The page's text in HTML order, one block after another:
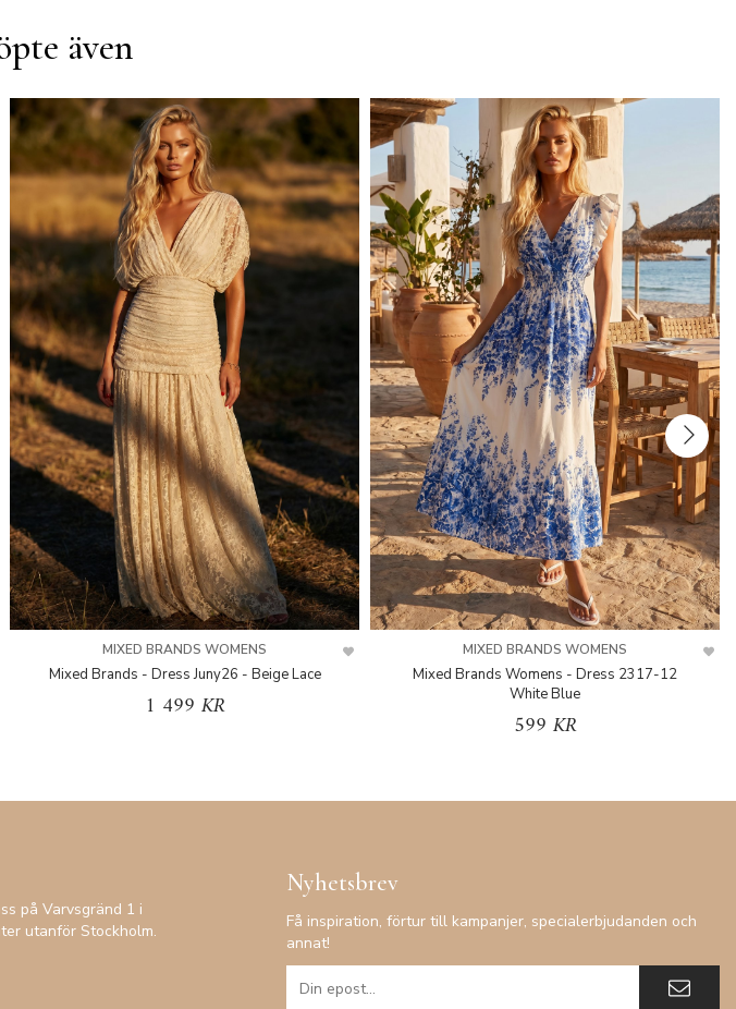
även
MIXED BRANDS WOMENS
Mixed Brands - Dress Juny26 - Beige Lace
1 499 KR
MIXED BRANDS WOMENS
Mixed Brands Womens - Dress 2317-12
White Blue
599 KR
på Varvsgränd 1 i
utanför Stockholm.
Nyhetsbrev
Få inspiration, förtur till kampanjer, specialerbjudanden och
annat!